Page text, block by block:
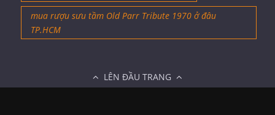
mua rượu sưu tầm Old Parr Tribute 1970 ở đâu
TP.HCM
LÊN ĐẦU TRANG